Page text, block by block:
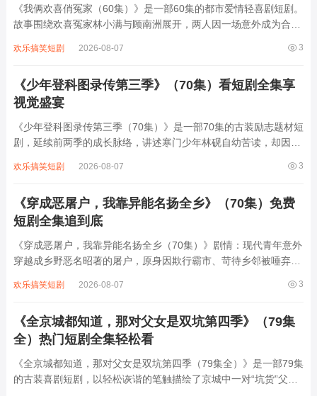
《我俩欢喜俏冤家（60集）》是一部60集的都市爱情轻喜剧短剧。
故事围绕欢喜冤家林小满与顾南洲展开，两人因一场意外成为合租
的插画师，顾南洲则是毒舌傲娇的金融精英，日常斗嘴中碰撞出无
3
欢乐搞笑短剧 2026-08-07
《少年登科图录传第三季》（70集）看短剧全集享
视觉盛宴
《少年登科图录传第三季（70集）》是一部70集的古装励志题材短
剧，延续前两季的成长脉络，讲述寒门少年林砚自幼苦读，却因家
科举之路上披荆斩棘，从乡试到殿试层层突围，更在京城结识了志
3
欢乐搞笑短剧 2026-08-07
《穿成恶屠户，我靠异能名扬全乡》（70集）免费
短剧全集追到底
《穿成恶屠户，我靠异能名扬全乡（70集）》剧情：现代青年意外
穿越成乡野恶名昭著的屠户，原身因欺行霸市、苛待乡邻被唾弃。
良屠宰技艺，让猪肉品质远超同行。从智斗地痞到揭露奸商阴谋，
3
欢乐搞笑短剧 2026-08-07
《全京城都知道，那对父女是双坑第四季》（79集
全）热门短剧全集轻松看
《全京城都知道，那对父女是双坑第四季（79集全）》是一部79集
的古装喜剧短剧，以轻松诙谐的笔触描绘了京城中一对“坑货”父女